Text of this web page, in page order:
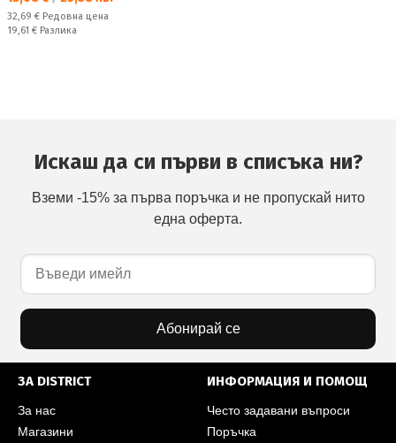
Редовна цена:
32,69 € Редовна цена
Спестявате:
19,61 € Разлика
Искаш да си първи в списъка ни?
Вземи -15% за първа поръчка и не пропускай нито
една оферта.
Абонирай се
ЗА DISTRICT
За нас
Магазини
ИНФОРМАЦИЯ И ПОМОЩ
Често задавани въпроси
Поръчка